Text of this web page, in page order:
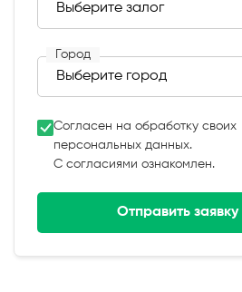
Город
Согласен на обработку своих
персональных данных.
С согласиями ознакомлен.
Отправить заявку